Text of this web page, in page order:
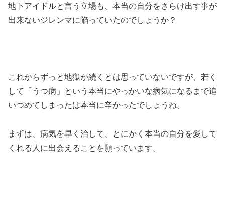
地下アイドルと言う立場も、本当の自分をさらけ出す事が
出来ないジレンマに陥っていたのでしょうか？
これからずっと地獄が続くとは思っていないですが、若く
して「うつ病」という本当にやっかいな病気になるまで追
いつめてしまったは本当に辛かったでしょうね。
まずは、病気を早く治して、とにかく本当の自分を愛して
くれる人に出会えることを願っています。